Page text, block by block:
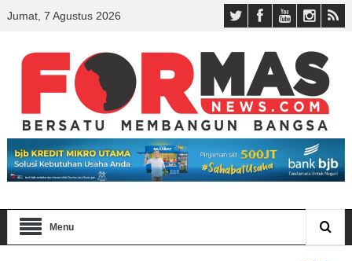
Jumat, 7 Agustus 2026
Menu